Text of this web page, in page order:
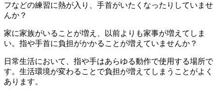
フなどの練習に熱が入り、手首がいたくなったりしていませ
んか？
家に家族がいることが増え、以前よりも家事が増えてしま
い。指や手首に負担がかかることが増えていませんか？
日常生活において、指や手はあらゆる動作で使用する場所で
す。生活環境が変わることで負担が増えてしまうことがよく
あります。